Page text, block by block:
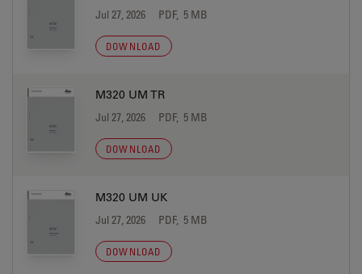
Jul 27, 2026 PDF, 5 MB
DOWNLOAD
M320 UM TR
Jul 27, 2026 PDF, 5 MB
DOWNLOAD
M320 UM UK
Jul 27, 2026 PDF, 5 MB
DOWNLOAD